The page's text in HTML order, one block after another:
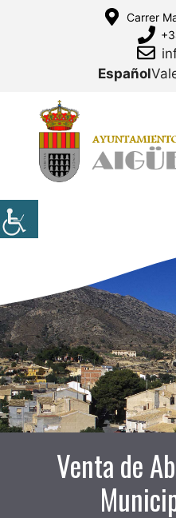
Carrer
Español
Venta de